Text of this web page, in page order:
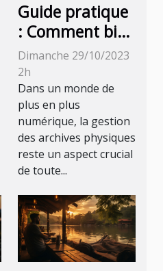
Guide pratique
: Comment bien
choisir votre
espace de
stockage pour
archives
physiques
Dimanche 29/10/2023
2h
Dans un monde de
plus en plus
numérique, la gestion
des archives physiques
reste un aspect crucial
de toute...